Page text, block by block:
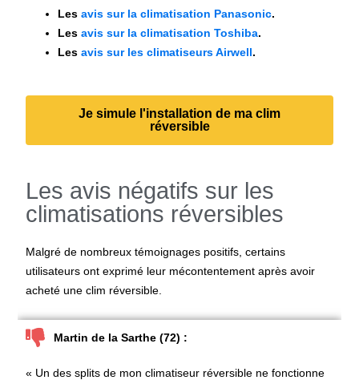
Lesavis sur la climatisation Panasonic.
Lesavis sur la climatisation Toshiba.
Lesavis sur les climatiseurs Airwell.
Je simule l'installation de ma clim
réversible
Les avis négatifs sur les
climatisations réversibles
Malgré de nombreux témoignages positifs, certains
utilisateurs ont exprimé leur mécontentement après avoir
acheté une clim réversible.
Martin de la Sarthe (72) :
« Un des splits de mon climatiseur réversible ne fonctionne